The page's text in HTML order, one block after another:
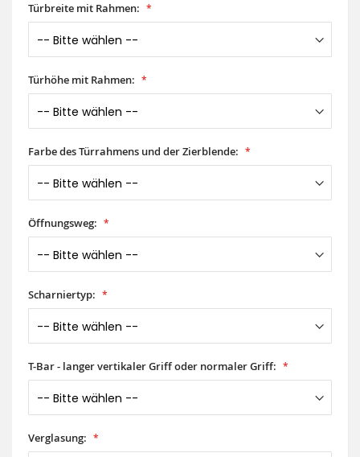
Türbreite mit Rahmen:
Türhöhe mit Rahmen:
Farbe des Türrahmens und der Zierblende:
Öffnungsweg:
Scharniertyp:
T-Bar - langer vertikaler Griff oder normaler Griff:
Verglasung: